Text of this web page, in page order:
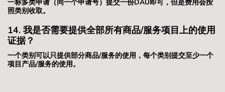
一标多类申请（同一个申请号）提交一份DAU即可，但是费用会按
照类别收取。
14. 我是否需要提供全部所有商品/服务项目上的使用
证据？
一个类别可以只提供部分商品/服务的使用，每个类别提交至少一个
项目产品/服务的使用。